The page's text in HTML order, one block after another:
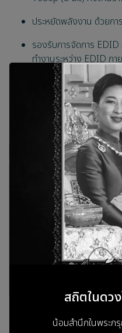
ประหยัดพลังงาน ด้วยก
รองรับการจัดการ
ทำงานระหว่าง EDID ภ
EDID ภายนอก (TV)
รองรับสัญญาณภาพแบ
CLUX-11CD cyp อุปกร
คะแนน
ยังไม่มีคะแนนและรีวิว
สถิตในดว
น้อมสำนึกในพระ